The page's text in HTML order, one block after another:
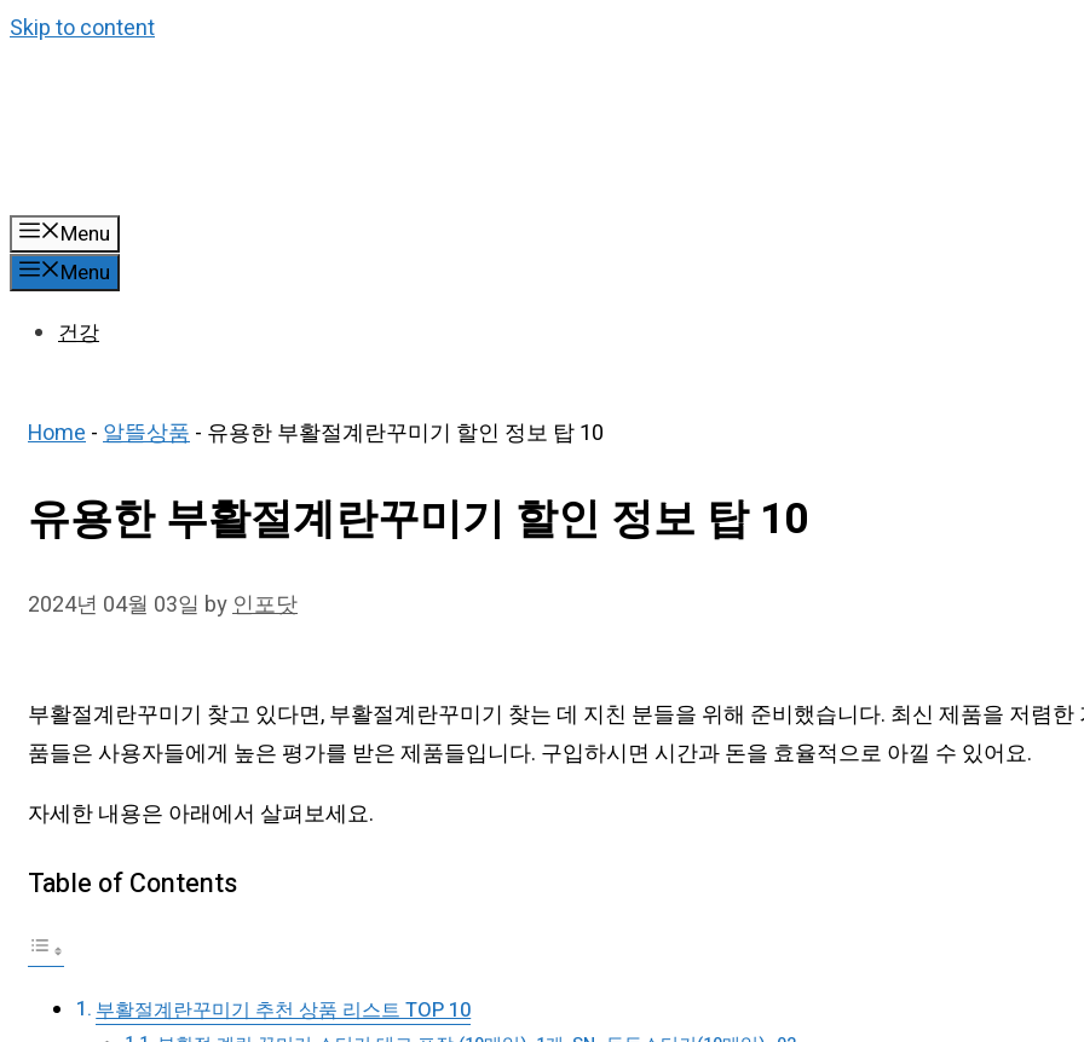
Skip to content
Menu
Menu
건강
Home-알뜰상품- 유용한 부활절계란꾸미기 할인 정보 탑 10
유용한 부활절계란꾸미기 할인 정보 탑 10
2024년 04월 03일 by인포닷
부활절계란꾸미기 찾고 있다면, 부활절계란꾸미기 찾는 데 지친 분들을 위해 준비했습니다. 최신 제품을 저렴
품들은 사용자들에게 높은 평가를 받은 제품들입니다. 구입하시면 시간과 돈을 효율적으로 아낄 수 있어요.
자세한 내용은 아래에서 살펴보세요.
Table of Contents
부활절계란꾸미기 추천 상품 리스트 TOP 10